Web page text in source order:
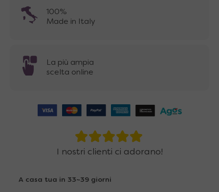
100%
Made in Italy
La più ampia
scelta online
I nostri clienti ci adorano!
A casa tua in 33~39 giorni